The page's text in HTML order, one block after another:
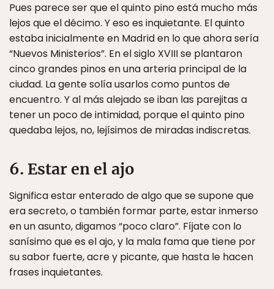
Pues parece ser que el quinto pino está mucho más
lejos que el décimo. Y eso es inquietante. El quinto
estaba inicialmente en Madrid en lo que ahora sería
“Nuevos Ministerios”. En el siglo XVIII se plantaron
cinco grandes pinos en una arteria principal de la
ciudad. La gente solía usarlos como puntos de
encuentro. Y al más alejado se iban las parejitas a
tener un poco de intimidad, porque el quinto pino
quedaba lejos, no, lejísimos de miradas indiscretas.
6. Estar en el ajo
Significa estar enterado de algo que se supone que
era secreto, o también formar parte, estar inmerso
en un asunto, digamos “poco claro”. Fíjate con lo
sanísimo que es el ajo, y la mala fama que tiene por
su sabor fuerte, acre y picante, que hasta le hacen
frases inquietantes.